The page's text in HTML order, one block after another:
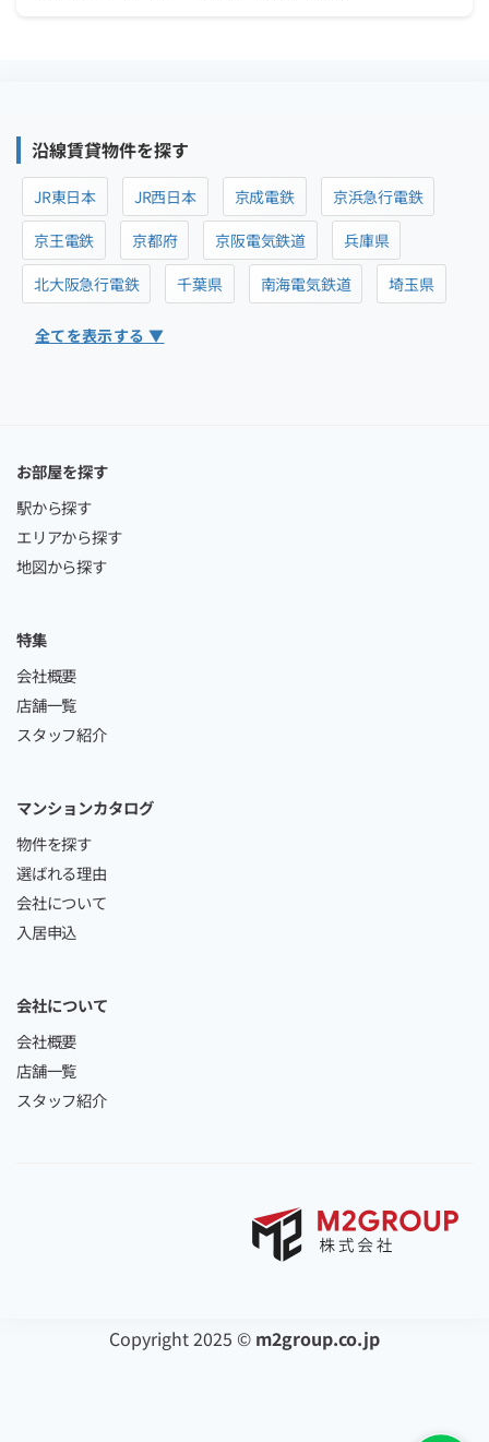
沿線賃貸物件を探す
JR東日本 JR西日本 京成電鉄
京浜急行電鉄
京王電鉄
京都府 京阪電気鉄道
兵庫県
北大阪急行電鉄
千葉県 南海電気鉄道 埼玉県
全てを表示する ▼
お部屋を探す
駅から探す
エリアから探す
地図から探す
特集
会社概要
店舗一覧
スタッフ紹介
マンションカタログ
物件を探す
選ばれる理由
会社について
入居申込
会社について
会社概要
店舗一覧
スタッフ紹介
Copyright 2025 © m2group.co.jp